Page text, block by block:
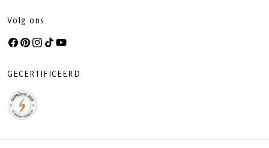
Volg ons
Facebook
Pinterest
Instagram
TikTokYouTube
GECERTIFICEERD